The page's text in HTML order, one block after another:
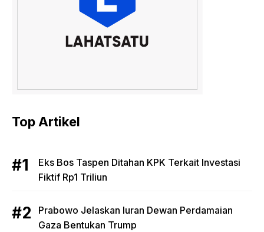
Top Artikel
Eks Bos Taspen Ditahan KPK Terkait Investasi
Fiktif Rp1 Triliun
Prabowo Jelaskan Iuran Dewan Perdamaian
Gaza Bentukan Trump